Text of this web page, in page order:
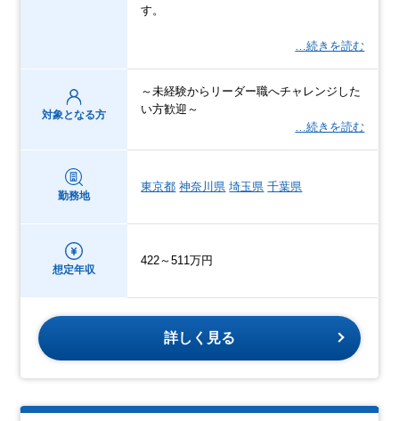
す。
…続きを読む
対象となる方
～未経験からリーダー職へチャレンジした
い方歓迎～
…続きを読む
勤務地
東京都 神奈川県 埼玉県 千葉県
想定年収
422～511万円
詳しく見る